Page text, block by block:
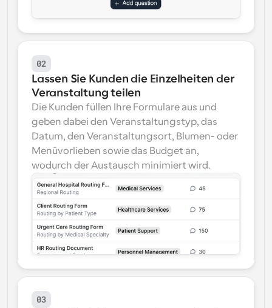
02
Lassen Sie Kunden die Einzelheiten der
Veranstaltung teilen
Die Kunden füllen Ihre Formulare aus und
geben dabei den Veranstaltungstyp, das
Datum, den Veranstaltungsort, Blumen- oder
Menüvorlieben sowie das Budget an,
wodurch der Austausch minimiert wird.
03